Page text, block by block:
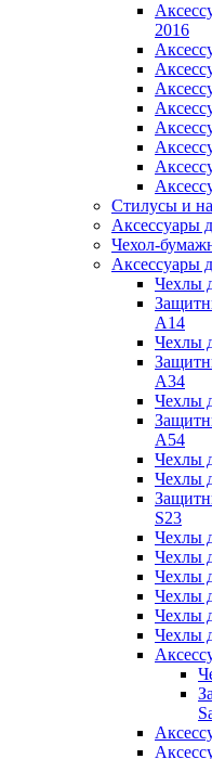
2016
Стилусы и
Аксессуары
Чехол-
Аксессуары
Чехлы
A14
Чехлы
A34
Чехлы
A54
Чехлы
Чехлы
S23
Чехлы
Чехлы
Чехлы
Чехлы
Чехлы
Чехлы